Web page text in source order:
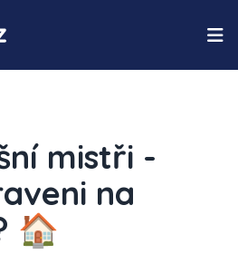
mistři -
na
🏠